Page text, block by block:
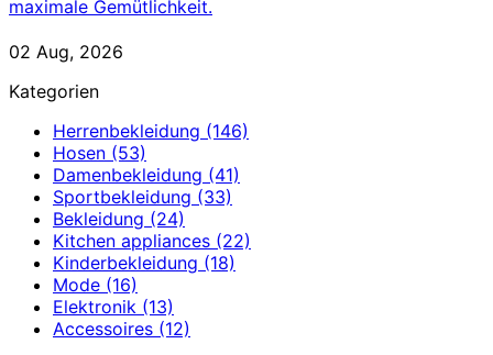
maximale Gemütlichkeit.
02 Aug, 2026
Kategorien
Herrenbekleidung (146)
Hosen (53)
Damenbekleidung (41)
Sportbekleidung (33)
Bekleidung (24)
Kitchen appliances (22)
Kinderbekleidung (18)
Mode (16)
Elektronik (13)
Accessoires (12)